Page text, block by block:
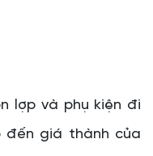
và phụ kiện đi
đến giá thành của